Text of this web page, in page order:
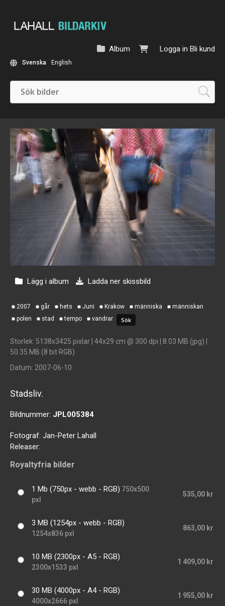
Logga in Bli kund
Album
Svenska English
Lägg i album Ladda ner skissbild
2007 går hets Juni Krakow människa
människan
polen
stad tempo vandrar
Storlek: 5138x3425 pixlar | 44x29 cm @ 300 dpi | 8.03 MB (jpg) |
50.35 MB (8 bit RGB)
Datum: 2007-06-10
Stadsliv.
Bildnummer: JPL005384
Fotograf: Jan-Peter Lahall
Releaser:
Royaltyfria bilder
1 Mb (750px - webb - RGB) 750x500
pxl
535,00 kr
3 MB (1254px - webb - RGB)
1254x836 pxl
863,00 kr
10 MB (2300px - A5 - RGB)
2300x1533 pxl
1 409,00 kr
30 MB (4000px - A4 - RGB)
4000x2666 pxl
1 955,00 kr